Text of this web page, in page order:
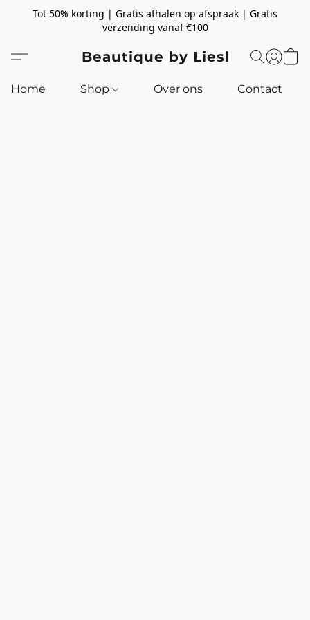
Tot 50% korting | Gratis afhalen op afspraak | Gratis
verzending vanaf €100
Beautique by Liesl
Home Shop Over ons Contact